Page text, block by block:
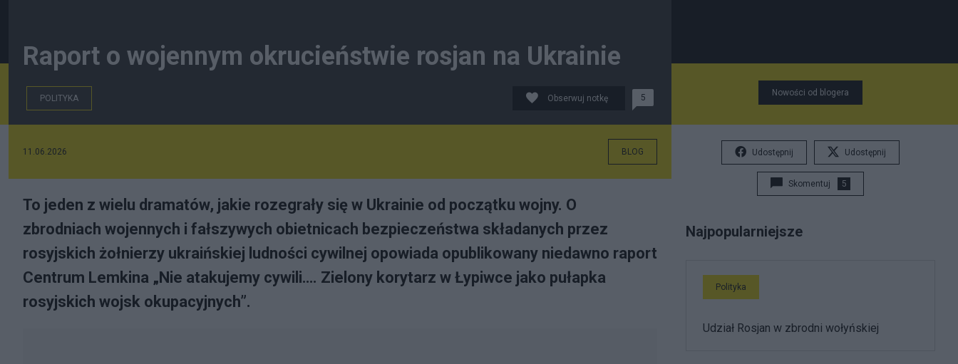
Raport o wojennym okrucieństwie rosjan na Ukrainie
POLITYKA Obserwuj notkę 5
11.06.2026 BLOG
To jeden z wielu dramatów, jakie rozegrały się w Ukrainie od początku wojny. O
zbrodniach wojennych i fałszywych obietnicach bezpieczeństwa składanych przez
rosyjskich żołnierzy ukraińskiej ludności cywilnej opowiada opublikowany niedawno raport
Centrum Lemkina „Nie atakujemy cywili…. Zielony korytarz w Łypiwce jako pułapka
rosyjskich wojsk okupacyjnych”.
Nowości od blogera
Udostępnij Udostępnij
Skomentuj 5
Najpopularniejsze
Polityka
Udział Rosjan w zbrodni wołyńskiej